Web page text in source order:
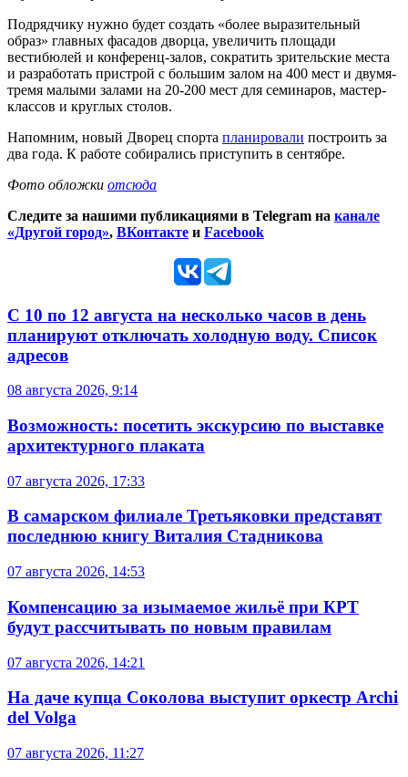
Подрядчику нужно будет создать «более выразительный
образ» главных фасадов дворца, увеличить площади
вестибюлей и конференц-залов, сократить зрительские места
и разработать пристрой с большим залом на 400 мест и двумя-
тремя малыми залами на 20-200 мест для семинаров, мастер-
классов и круглых столов.
Напомним, новый Дворец спорта планировали построить за
два года. К работе собирались приступить в сентябре.
Фото обложки отсюда
Следите за нашими публикациями в Telegram на канале
«Другой город», ВКонтакте и Facebook
С 10 по 12 августа на несколько часов в день
планируют отключать холодную воду. Список
адресов
08 августа 2026, 9:14
Возможность: посетить экскурсию по выставке
архитектурного плаката
07 августа 2026, 17:33
В самарском филиале Третьяковки представят
последнюю книгу Виталия Стадникова
07 августа 2026, 14:53
Компенсацию за изымаемое жильё при КРТ
будут рассчитывать по новым правилам
07 августа 2026, 14:21
На даче купца Соколова выступит оркестр Archi
del Volga
07 августа 2026, 11:27